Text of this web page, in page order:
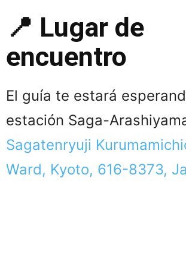
📍 Lugar de
encuentro
El guía te estará
estación Saga-
Sagatenryuji
Ward, Kyoto, 616-8373,